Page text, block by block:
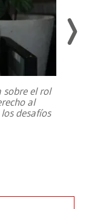
sobre el rol
al
desafíos